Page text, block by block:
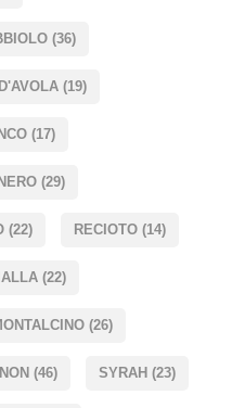
(36)
(19)
(17)
(29)
(22) RECIOTO (14)
(22)
(26)
(46) SYRAH (23)